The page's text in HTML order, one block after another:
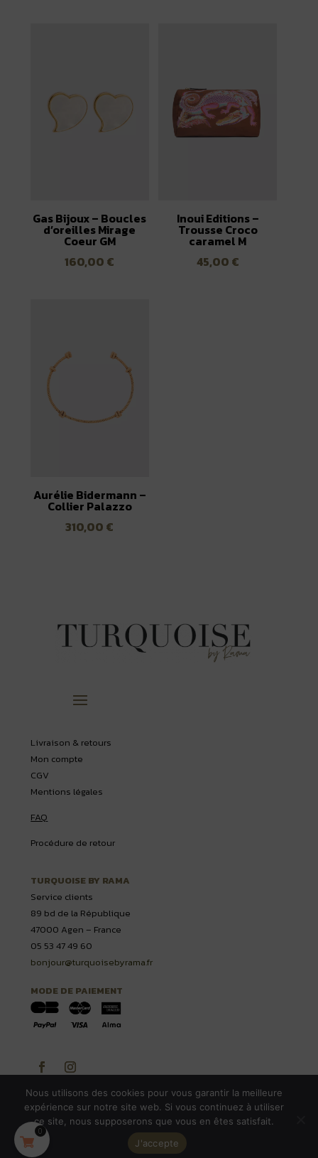
Gas Bijoux – Boucles
d’oreilles Mirage
Coeur GM
160,00 €
Inoui Editions –
Trousse Croco
caramel M
45,00 €
Aurélie Bidermann –
Collier Palazzo
310,00 €
Livraison & retours
Mon compte
CGV
Mentions légales
FAQ
Procédure de retour
TURQUOISE BY RAMA
Service clients
89 bd de la République
47000 Agen – France
05 53 47 49 60
bonjour@turquoisebyrama.fr
MODE DE PAIEMENT
2022- Turquoise by Rama – Tous droits réservés
0
Nous utilisons des cookies pour vous garantir la meilleure
expérience sur notre site web. Si vous continuez à utiliser
ce site, nous supposerons que vous en êtes satisfait.
J'accepte